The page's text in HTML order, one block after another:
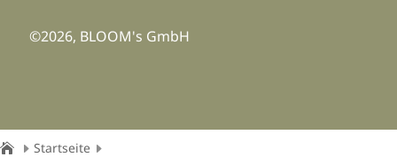
©2026, BLOOM's GmbH
Startseite